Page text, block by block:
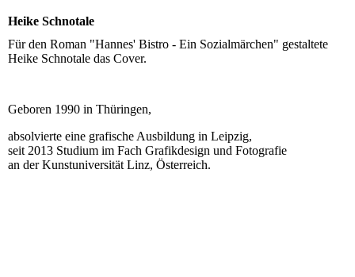
Heike Schnotale
Für den Roman "Hannes' Bistro - Ein Sozialmärchen" gestaltete
Heike Schnotale das Cover.
Geboren 1990 in Thüringen,
absolvierte eine grafische Ausbildung in Leipzig,
seit 2013 Studium im Fach Grafikdesign und Fotografie
an der Kunstuniversität Linz, Österreich.